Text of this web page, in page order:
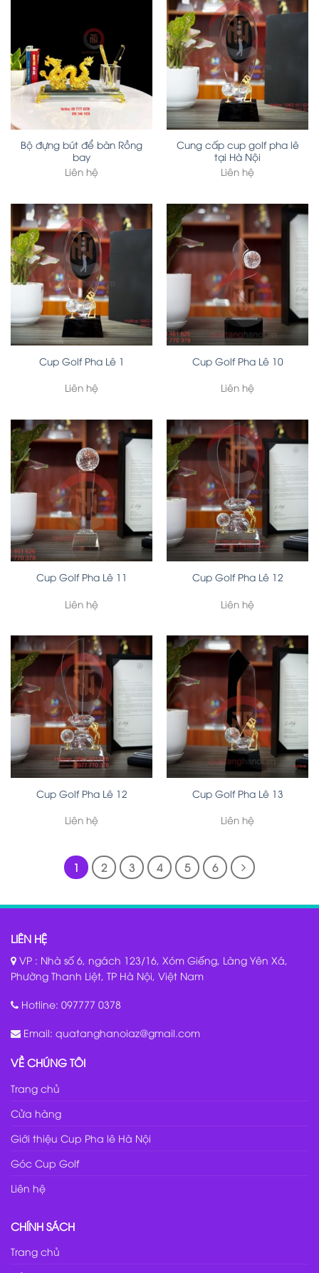
Bộ đựng bút để bàn Rồng
bay
Liên hệ
Cung cấp cup golf pha lê
tại Hà Nội
Liên hệ
Cup Golf Pha Lê 1
Liên hệ
Cup Golf Pha Lê 10
Liên hệ
Cup Golf Pha Lê 11
Liên hệ
Cup Golf Pha Lê 12
Liên hệ
Cup Golf Pha Lê 12
Liên hệ
Cup Golf Pha Lê 13
Liên hệ
1 2 3 4 5 6
LIÊN HỆ
VP : Nhà số 6, ngách 123/16, Xóm Giếng, Làng Yên Xá,
Phường Thanh Liệt, TP Hà Nội, Việt Nam
Hotline: 097777 0378
Email: quatanghanoiaz@gmail.com
VỀ CHÚNG TÔI
Trang chủ
Cửa hàng
Giới thiệu Cup Pha lê Hà Nội
Góc Cup Golf
Liên hệ
CHÍNH SÁCH
Trang chủ